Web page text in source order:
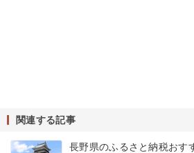
関連する記事
長野県のふるさと納税おす